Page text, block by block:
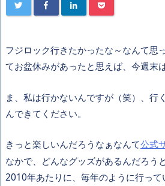
フジロック行きたかったな～なんて思
てお盆休みがあったと思えば、今週末
ま、私は行かないんですが（笑）、行
んできてください。
きっと楽しいんだろうなぁなんて公式
なかで、どんなグッズがあるんだろう
2010年あたりに、毎年のように行っ